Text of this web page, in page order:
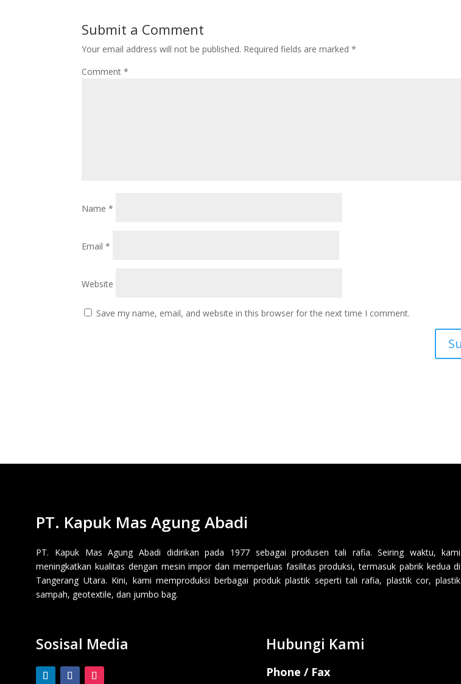
Submit a Comment
Your email address will not be published. Required fields are marked*
Comment*
Name*
Email*
Website
Save my name, email, and website in this browser for the next time I comment.
PT. Kapuk Mas Agung Abadi
PT. Kapuk Mas Agung Abadi didirikan pada 1977 sebagai produsen tali rafia. Seiring waktu, kami
meningkatkan kualitas dengan mesin impor dan memperluas fasilitas produksi, termasuk pabrik kedua di
Tangerang Utara. Kini, kami memproduksi berbagai produk plastik seperti tali rafia, plastik cor, plastik
sampah, geotextile, dan jumbo bag.
Sosisal Media Hubungi Kami
Phone / Fax